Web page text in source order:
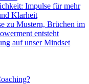
Impulse für mehr
Klarheit
zu Mustern, Brüchen im
entsteht
auf unser Mindset